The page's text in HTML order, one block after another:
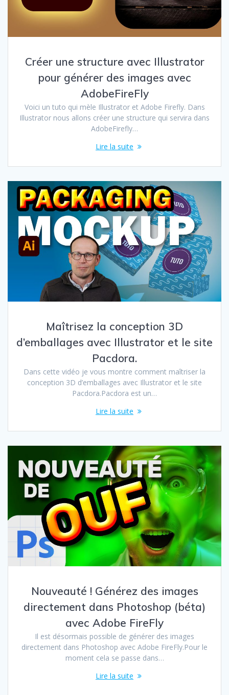
Créer une structure avec Illustrator
pour générer des images avec
AdobeFireFly
Voici un tuto qui mèle Illustrator et Adobe Firefly. Dans
Illustrator nous allons créer une structure qui servira dans
AdobeFirefly…
Lire la suite
Maîtrisez la conception 3D
d’emballages avec Illustrator et le site
Pacdora.
Dans cette vidéo je vous montre comment maîtriser la
conception 3D d’emballages avec Illustrator et le site
Pacdora.Pacdora est un…
Lire la suite
Nouveauté ! Générez des images
directement dans Photoshop (béta)
avec Adobe FireFly
Il est désormais possible de générer des images
directement dans Photoshop avec Adobe FireFly.Pour le
moment cela se passe dans…
Lire la suite